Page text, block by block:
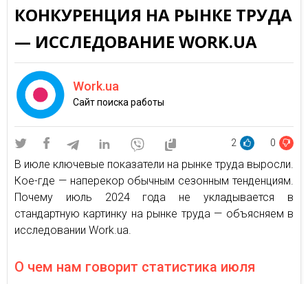
КОНКУРЕНЦИЯ НА РЫНКЕ ТРУДА
— ИССЛЕДОВАНИЕ WORK.UA
Work.ua
Сайт поиска работы
2 0
В июле ключевые показатели на рынке труда выросли.
Кое-где — наперекор обычным сезонным тенденциям.
Почему июль 2024 года не укладывается в
стандартную картинку на рынке труда — объясняем в
исследовании Work.ua.
О чем нам говорит статистика июля